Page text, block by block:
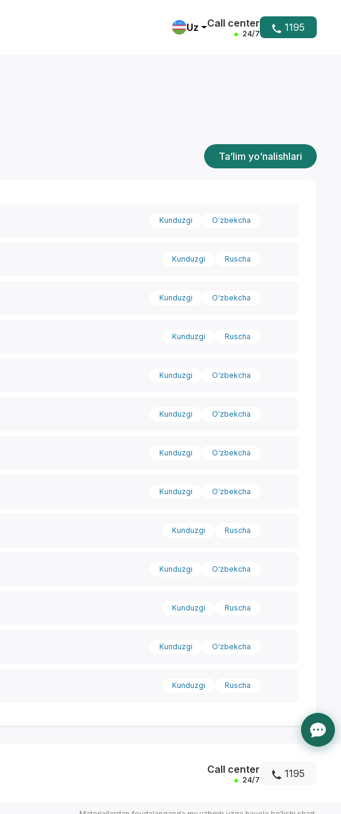
Uz Call center
24/7 1195
Ta’lim yo’nalishlari
Kunduzgi O‘zbekcha
Kunduzgi Ruscha
Kunduzgi O‘zbekcha
Kunduzgi Ruscha
Kunduzgi O‘zbekcha
Kunduzgi O‘zbekcha
Kunduzgi O‘zbekcha
Kunduzgi O‘zbekcha
Kunduzgi Ruscha
Kunduzgi O‘zbekcha
Kunduzgi Ruscha
Kunduzgi O‘zbekcha
Kunduzgi Ruscha
Call center
24/7 1195
Yordam markazi